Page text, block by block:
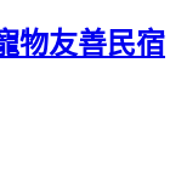
物友善民宿